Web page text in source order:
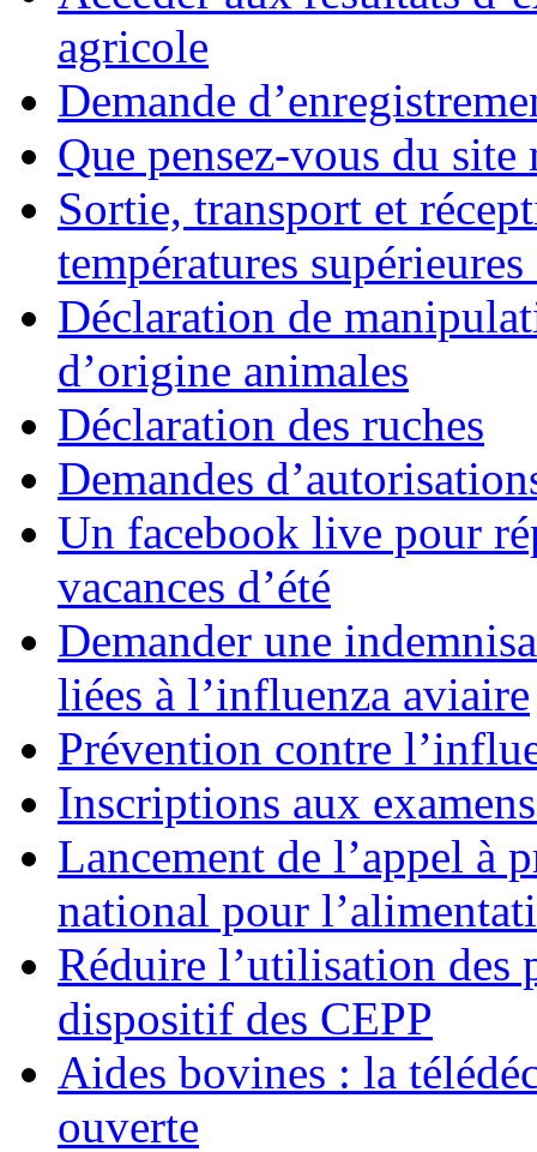
agricole
Demande
Que pensez-vous du site
Sortie, transport et
températures supérieures
Déclaration de
d’origine animales
Déclaration des ruches
Demandes
Un facebook live pour
vacances d’été
Demander une
liées à l’influenza aviaire
Prévention contre
Inscriptions aux
Lancement de l’appel à
national pour
Réduire l’utilisation des
dispositif des CEPP
Aides bovines : la
ouverte